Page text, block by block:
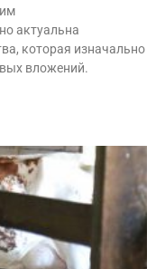
актуальна
которая изначально
вложений.